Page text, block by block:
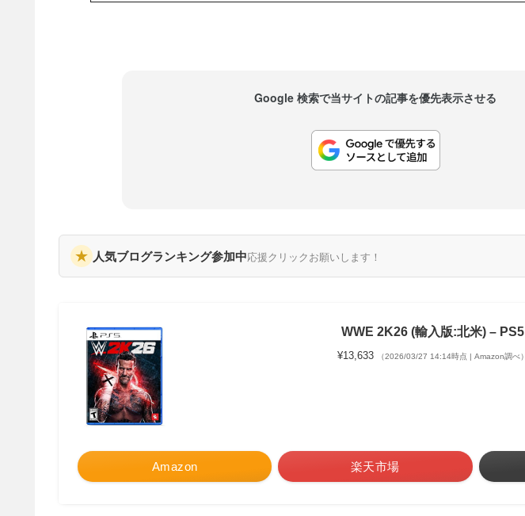
Google 検索で当サイトの記事を優先表示させる
★ 人気ブログランキング参加中応援クリックお願いします！
WWE 2K26 (輸入版:北米) – PS5
¥13,633 （2026/03/27 14:14時点 | Amazon調べ）
Amazon 楽天市場